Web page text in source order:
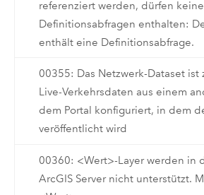
referenziert werden, dürfen keine
Definitionsabfragen enthalten:
enthält eine Definitionsabfrage.
00355: Das Netzwerk-Dataset ist
Live-Verkehrsdaten aus einem
dem Portal konfiguriert, in dem
veröffentlicht wird
00360: <Wert>-Layer werden in
ArcGIS Server nicht unterstützt.